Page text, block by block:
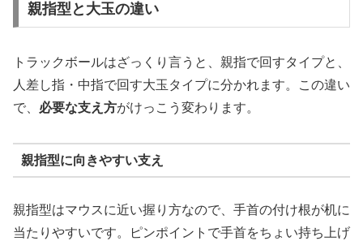
親指型と大玉の違い
トラックボールはざっくり言うと、親指で回すタイプと、
人差し指・中指で回す大玉タイプに分かれます。この違い
で、 必要な支え方がけっこう変わります。
親指型に向きやすい支え
親指型はマウスに近い握り方なので、手首の付け根が机に
当たりやすいです。ピンポイントで手首をちょい持ち上げ